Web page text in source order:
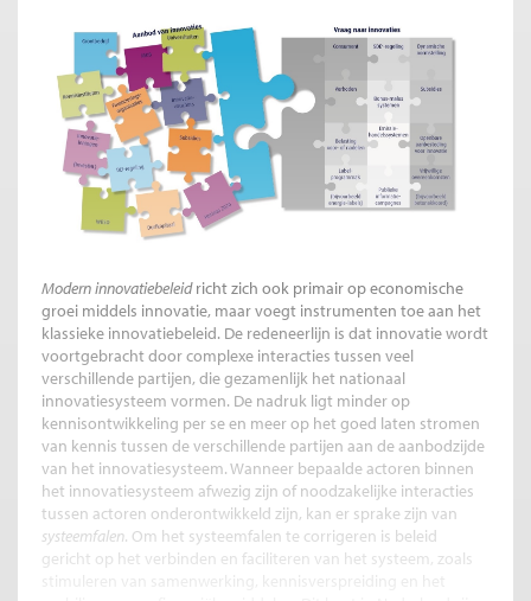
Modern innovatiebeleidricht zich ook primair op economische
groei middels innovatie, maar voegt instrumenten toe aan het
klassieke innovatiebeleid. De redeneerlijn is dat innovatie wordt
voortgebracht door complexe interacties tussen veel
verschillende partijen, die gezamenlijk het nationaal
innovatiesysteem vormen. De nadruk ligt minder op
kennisontwikkeling per se en meer op het goed laten stromen
van kennis tussen de verschillende partijen aan de aanbodzijde
van het innovatiesysteem. Wanneer bepaalde actoren binnen
het innovatiesysteem afwezig zijn of noodzakelijke interacties
tussen actoren onderontwikkeld zijn, kan er sprake zijn van
systeemfalen. Om het systeemfalen te corrigeren is beleid
gericht op het verbinden en faciliteren van het systeem, zoals